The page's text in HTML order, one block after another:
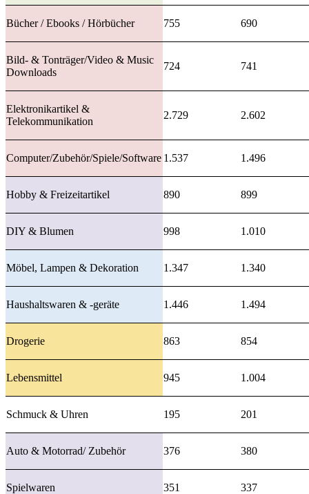
Bücher / Ebooks / Hörbücher 755 690
Bild- & Tonträger/Video & Music
Downloads
724 741
Elektronikartikel &
Telekommunikation
2.729 2.602
Computer/Zubehör/Spiele/Software 1.537 1.496
Hobby & Freizeitartikel 890 899
DIY & Blumen 998 1.010
Möbel, Lampen & Dekoration 1.347 1.340
Haushaltswaren & -geräte 1.446 1.494
Drogerie 863 854
Lebensmittel 945 1.004
Schmuck & Uhren 195 201
Auto & Motorrad/ Zubehör 376 380
Spielwaren 351 337